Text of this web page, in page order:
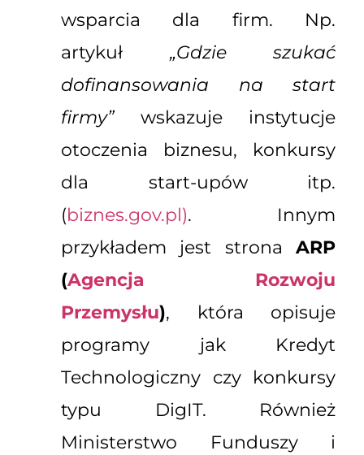
wsparcia dla firm. Np.
artykuł „Gdzie szukać
dofinansowania na start
firmy”wskazuje instytucje
otoczenia biznesu, konkursy
dla start-upów itp.
(biznes.gov.pl). Innym
przykładem jest strona ARP
(Agencja Rozwoju
Przemysłu), która opisuje
programy jak Kredyt
Technologiczny czy konkursy
typu DigIT. Również
Ministerstwo Funduszy i